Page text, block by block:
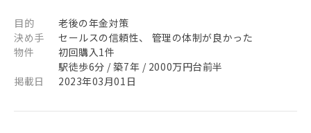
目的
老後の年金対策
決め手
セールスの信頼性、 管理の体制が良かった
物件
初回購入1件
駅徒歩6分 / 築7年 / 2000万円台前半
掲載日
2023年03月01日